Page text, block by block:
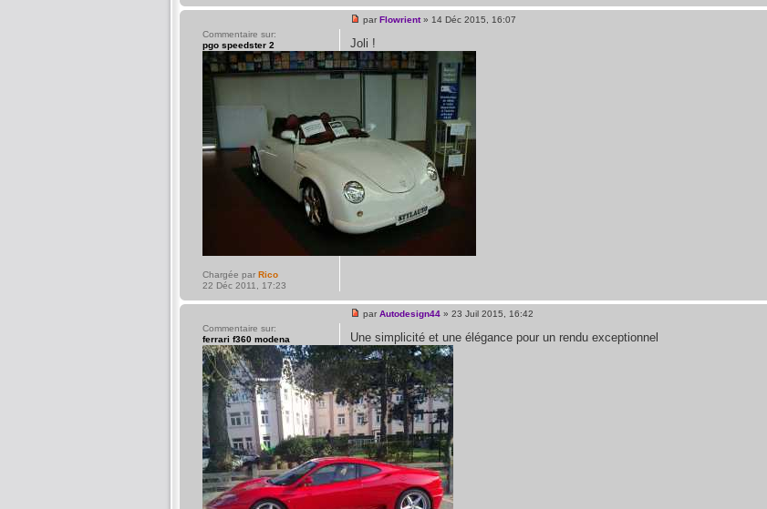
par Flowrient» 14 Déc 2015, 16:07
Joli !
Commentaire sur:
pgo speedster 2
Chargée par Rico
22 Déc 2011, 17:23
par Autodesign44» 23 Juil 2015, 16:42
Une simplicité et une élégance pour un rendu exceptionnel
Commentaire sur:
ferrari f360 modena